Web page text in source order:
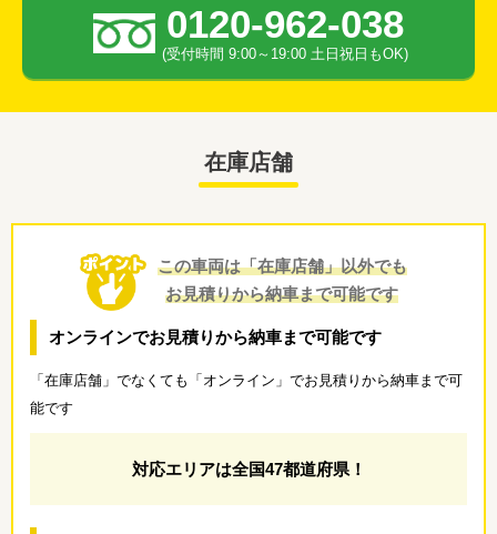
0120-962-038
(受付時間 9:00～19:00 土日祝日もOK)
在庫店舗
この車両は「在庫店舗」以外でも
お見積りから納車まで可能です
オンラインでお見積りから納車まで可能です
「在庫店舗」でなくても「オンライン」でお見積りから納車まで可
能です
対応エリアは全国47都道府県！